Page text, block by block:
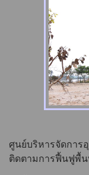
ศูนย์บริหารจัดกา
ติดตามการฟื้นฟูพื้